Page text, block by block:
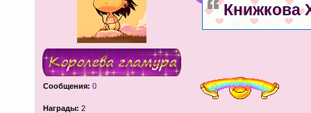
Сообщения: 0
Награды: 2
Книжкова